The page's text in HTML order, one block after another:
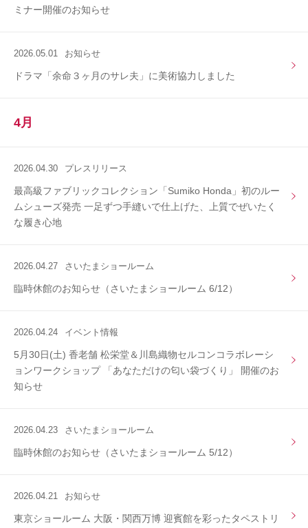
ミナー開催のお知らせ
2026.05.01 お知らせ
ドラマ「余命３ヶ月のサレ夫」に美術協力しました
4月
2026.04.30 プレスリリース
最高級ファブリックコレクション「Sumiko Honda」初のルー
ムシューズ発売 一足ずつ手縫いで仕上げた、上質でぜいたく
な履き心地
2026.04.27 さいたまショールーム
臨時休館のお知らせ（さいたまショールーム 6/12）
2026.04.24 イベント情報
5月30日(土) 香老舗 松栄堂＆川島織物セルコンコラボレーシ
ョンワークショップ 「あなただけの匂い袋づくり」 開催のお
知らせ
2026.04.23 さいたまショールーム
臨時休館のお知らせ（さいたまショールーム 5/12）
2026.04.21 お知らせ
東京ショールーム 大阪・関西万博 迎賓館を彩ったタペストリ